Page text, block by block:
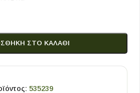
ΣΤΟ ΚΑΛΆΘΙ
535239